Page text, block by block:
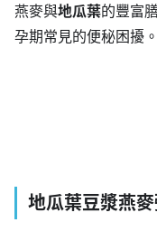
燕麥與地瓜葉的豐富
孕期常見的便秘困擾。
地瓜葉豆漿燕